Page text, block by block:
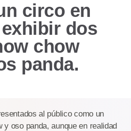
circo en
dos
chow
panda.
al público como un
y oso panda, aunque en realidad